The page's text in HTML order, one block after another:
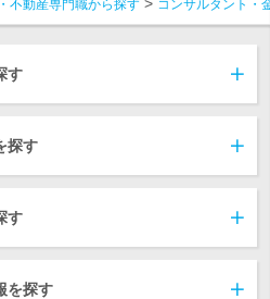
不動産専門職から探す コンサルタント・
す
探す
す
を探す